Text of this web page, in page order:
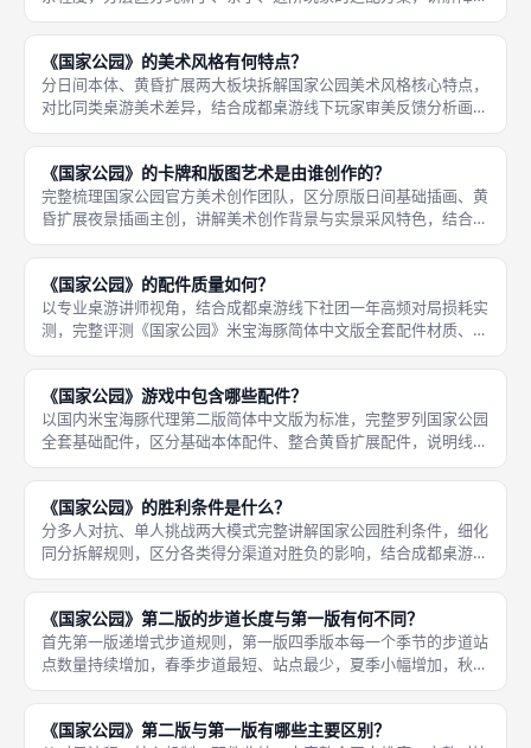
学习难度的设计亮点。首先核心难度定位，本作BGG机制重度权
重。 2.53，行业标准1至2分为纯毛线欢乐桌游，2至3分为轻中
《国家公园》的美术风格有何特点？
分日间本体、黄昏扩展两大板块拆解国家公园美术风格核心特点，
对比同类桌游美术差异，结合成都桌游线下玩家审美反馈分析画风
优势。首先基础本体日间卡牌、版图核心画风：写实清新水彩风，
主创画师实地采风美国各大国家公园，依托真实地貌、湖泊、森
林、山脉、
《国家公园》的卡牌和版图艺术是由谁创作的？
完整梳理国家公园官方美术创作团队，区分原版日间基础插画、黄
昏扩展夜景插画主创，讲解美术创作背景与实景采风特色，结合成
都桌游美术爱好者收藏视角分析插画价值。画风偏向写实柔和水彩
质感，色彩通透，还原白昼山林、湖泊、海岸风光，辨识度极高。
首先原
《国家公园》的配件质量如何？
以专业桌游讲师视角，结合成都桌游线下社团一年高频对局损耗实
测，完整评测《国家公园》米宝海豚简体中文版全套配件材质、印
刷、耐磨度，区分优势与小幅瑕疵。首先主版图做工评测，步道主
版图采用。 2.5mm加厚双层灰板，哑光防反光覆膜，室内灯光下
查看
《国家公园》游戏中包含哪些配件？
以国内米宝海豚代理第二版简体中文版为标准，完整罗列国家公园
全套基础配件，区分基础本体配件、整合黄昏扩展配件，说明线下
正版配件辨别要点，适配成都桌游采购、线下体验查阅需求。首先
版图类核心配件，1张完整双面步道主版图，印刷固定步道站点、
各类功能
《国家公园》的胜利条件是什么？
分多人对抗、单人挑战两大模式完整讲解国家公园胜利条件，细化
同分拆解规则，区分各类得分渠道对胜负的影响，结合成都桌游上
分思路讲解冲分核心逻辑。首先2至5人多人标准对局统一胜利条
件，当游戏所有季节完整走完、完成全部终局计分后，统计每位玩
家总得分
《国家公园》第二版的步道长度与第一版有何不同？
首先第一版递增式步道规则，第一版四季版本每一个季节的步道站
点数量持续增加，春季步道最短、站点最少，夏季小幅增加，秋季
更长，冬季站点数量达到峰值；完整对比国家公园一二版步道长
度、铺设逻辑、对局节奏带来的差异，结合成都桌游开局设置效率
说明固定步
《国家公园》第二版与第一版有哪些主要区别？